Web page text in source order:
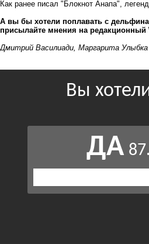
Как ранее писал "Блокнот Анапа",
А вы бы хотели поплавать с
присылайте мнения на редакционный
Дмитрий Василиади, Маргарита Улыбка